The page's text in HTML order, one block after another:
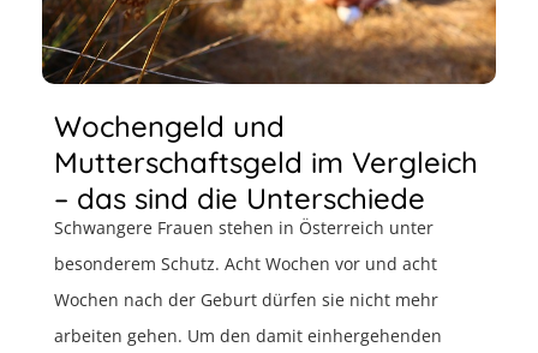
Wochengeld und
Mutterschaftsgeld im Vergleich
– das sind die Unterschiede
Schwangere Frauen stehen in Österreich unter
besonderem Schutz. Acht Wochen vor und acht
Wochen nach der Geburt dürfen sie nicht mehr
arbeiten gehen. Um den damit einhergehenden